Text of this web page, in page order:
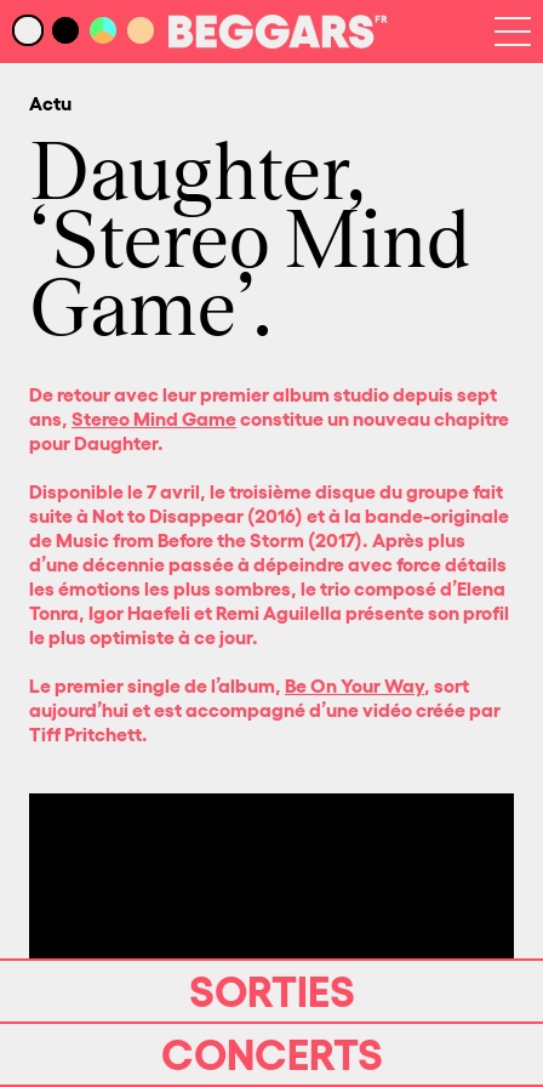
Actu
Daughter,
‘Stereo Mind
Game’.
De retour avec leur premier album studio depuis sept
ans, Stereo Mind Gameconstitue un nouveau chapitre
pour Daughter.
Disponible le 7 avril, le troisième disque du groupe fait
suite à Not to Disappear (2016) et à la bande-originale
de Music from Before the Storm (2017). Après plus
d’une décennie passée à dépeindre avec force détails
les émotions les plus sombres, le trio composé d’Elena
Tonra, Igor Haefeli et Remi Aguilella présente son profil
le plus optimiste à ce jour.
Le premier single de l’album, Be On Your Way, sort
aujourd’hui et est accompagné d’une vidéo créée par
Tiff Pritchett.
SORTIES
CONCERTS